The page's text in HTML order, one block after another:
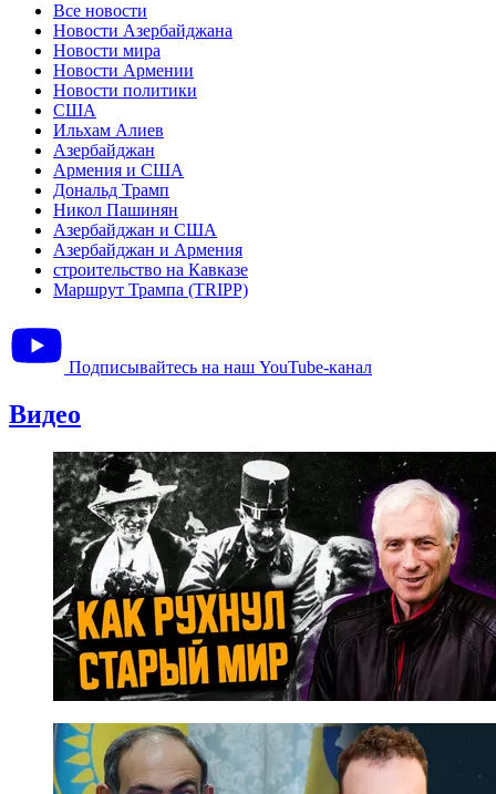
Все новости
Новости Азербайджана
Новости мира
Новости Армении
Новости политики
США
Ильхам Алиев
Азербайджан
Армения и США
Дональд Трамп
Никол Пашинян
Азербайджан и США
Азербайджан и Армения
строительство на Кавказе
Маршрут Трампа (TRIPP)
Подписывайтесь на наш YouTube-канал
Видео